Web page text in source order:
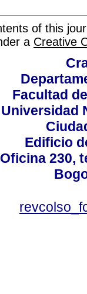
of this
a Creative
Facultad
Universidad
Edificio
Oficina 230,